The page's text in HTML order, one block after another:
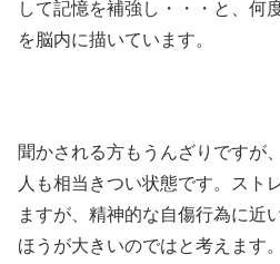
して記憶を補強し・・・と、何
を脳内に描いています。
聞かされる方もうんざりですが
人も相当きつい状態です。スト
ますが、精神的な自傷行為に近
ほうが大きいのではと考えます。